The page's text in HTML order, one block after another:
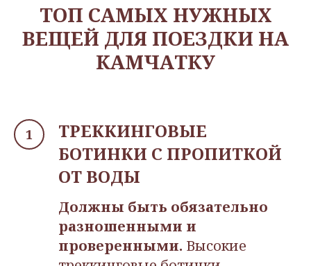
ТОП САМЫХ НУЖНЫХ
ВЕЩЕЙ ДЛЯ ПОЕЗДКИ НА
КАМЧАТКУ
ТРЕККИНГОВЫЕ
БОТИНКИ С ПРОПИТКОЙ
ОТ ВОДЫ
Должны быть обязательно
разношенными и
проверенными. Высокие